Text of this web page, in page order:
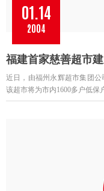
01.14
2004
福建首家慈善超市
近日，由福州永辉超市集团公
该超市将为市内1600多户低保